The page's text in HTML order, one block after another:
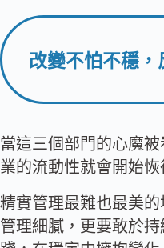
改變不怕不穩，
當這三個部門的心魔
業的流動性就會開始恢
精實管理最難也最美
管理細膩，更要敢於